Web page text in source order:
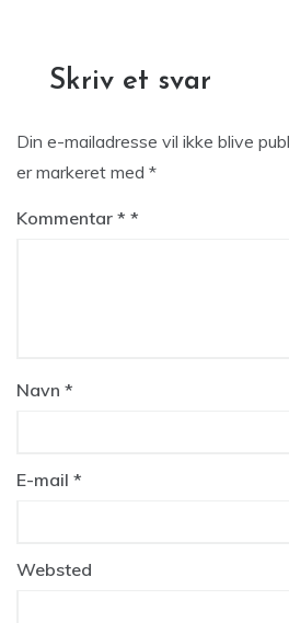
Skriv et svar
Din e-mailadresse vil ikke blive
er markeret med *
Kommentar *
Navn *
E-mail *
Websted